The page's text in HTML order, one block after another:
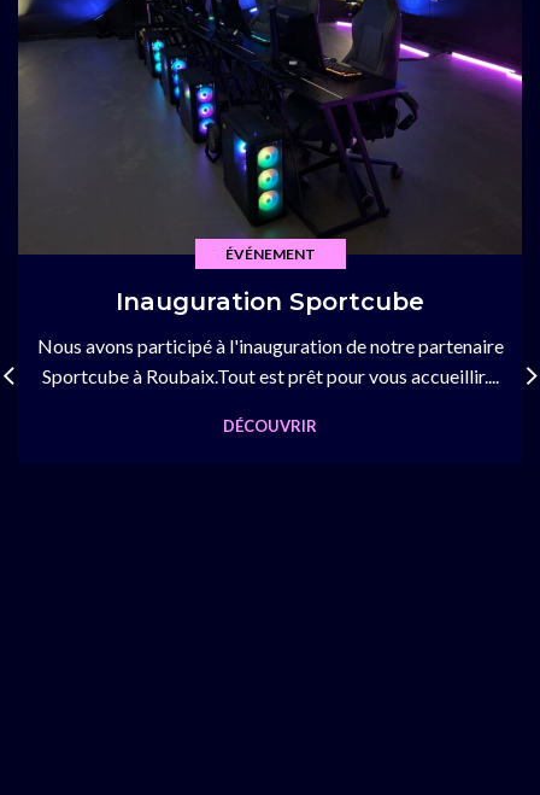
ÉVÉNEMENT
Inauguration Sportcube
Nous avons participé à l'inauguration de notre partenaire
Sportcube à Roubaix.Tout est prêt pour vous accueillir....
DÉCOUVRIR